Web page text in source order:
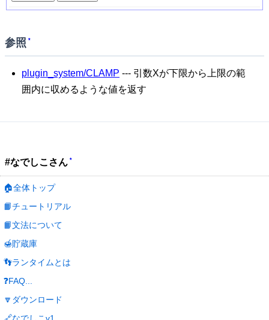
参照 *
plugin_system/CLAMP --- 引数Xが下限から上限の範
囲内に収めるような値を返す
#なでしこさん *
🏠全体トップ
📙チュートリアル
📙文法について
🍯貯蔵庫
👣ランタイムとは
❓FAQ...
🔽ダウンロード
🔗なでしこv1...